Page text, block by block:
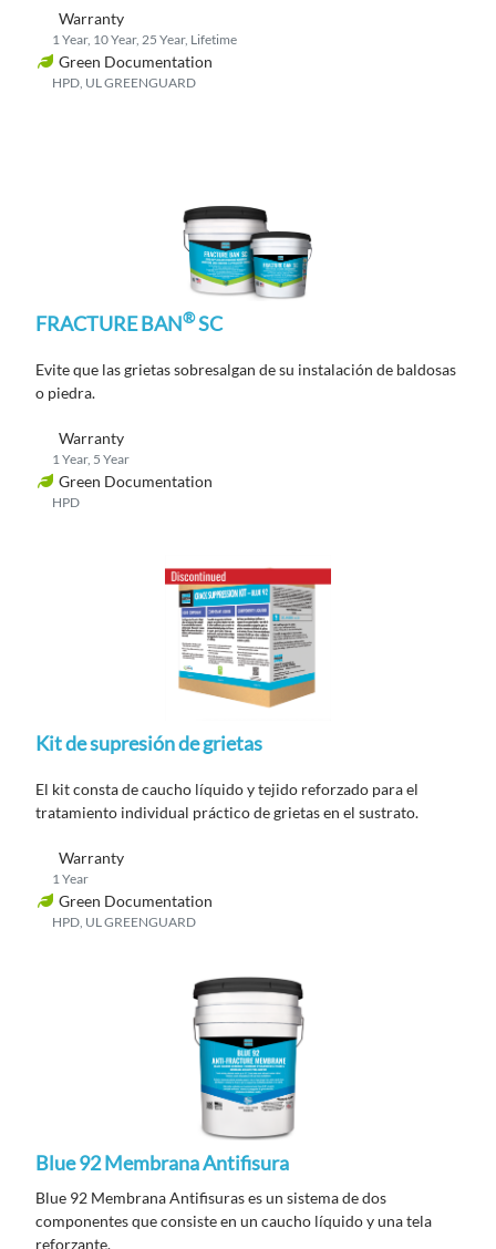
Warranty
1 Year, 10 Year, 25 Year, Lifetime
Green Documentation
HPD, UL GREENGUARD
FRACTURE BAN®SC
Evite que las grietas sobresalgan de su instalación de baldosas
o piedra.
Warranty
1 Year, 5 Year
Green Documentation
HPD
Kit de supresión de grietas
El kit consta de caucho líquido y tejido reforzado para el
tratamiento individual práctico de grietas en el sustrato.
Warranty
1 Year
Green Documentation
HPD, UL GREENGUARD
Blue 92 Membrana Antifisura
Blue 92 Membrana Antifisuras es un sistema de dos
componentes que consiste en un caucho líquido y una tela
reforzante.